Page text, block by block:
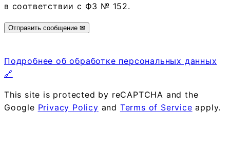
в соответствии с ФЗ № 152.
Подробнее об обработке персональных данных
🔗
This site is protected by reCAPTCHA and the
Google Privacy Policy and Terms of Service apply.